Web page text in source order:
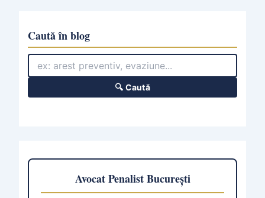
Caută în blog
🔍 Caută
Avocat Penalist București